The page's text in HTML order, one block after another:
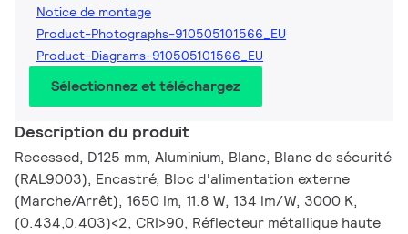
Notice de montage
Product-Photographs-910505101566_EU
Product-Diagrams-910505101566_EU
Sélectionnez et téléchargez
Description du produit
Recessed, D125 mm, Aluminium, Blanc, Blanc de sécurité
(RAL9003), Encastré, Bloc d'alimentation externe
(Marche/Arrêt), 1650 lm, 11.8 W, 134 lm/W, 3000 K,
(0.434,0.403)<2, CRI>90, Réflecteur métallique haute